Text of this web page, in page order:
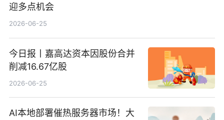
迎多点机会
2026-06-25
今日报丨嘉高达资本因股份合并
削减16.67亿股
2026-06-25
AI本地部署催热服务器市场！大